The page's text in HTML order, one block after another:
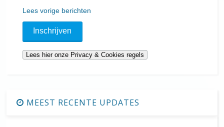
Lees vorige berichten
MEEST RECENTE UPDATES